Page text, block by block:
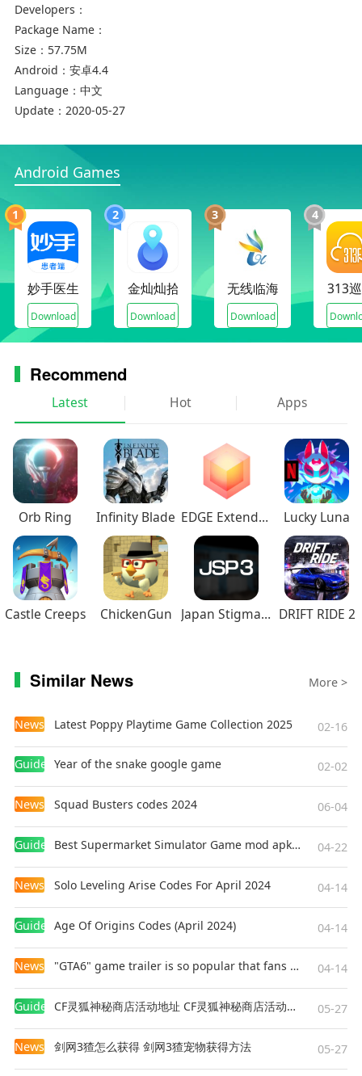
3、专段号牌
4、违章查询
5、政务服务
6、其他服务
筑民生客户端更新日志
1、优化用户体验
Developers：
Package Name：
Size： 57.75M
Android： 安卓4.4
Language： 中文
Update： 2020-05-27
Android Games
1
妙手医生患者端
Download
2
金灿灿拾漏子
Download
3
无线临海
Download
4
313
Recommend
Latest Hot Apps
Orb Ring Infinity Blade EDGE Extended Lucky Luna
Castle Creeps ChickenGun Japan Stigmatized Property3 DRIFT RIDE 2
Similar News More >
News Latest Poppy Playtime Game Collection 2025 02-16
Guides Year of the snake google game 02-02
News Squad Busters codes 2024 06-04
Guides Best Supermarket Simulator Game mod apk for Android 04-22
News Solo Leveling Arise Codes For April 2024 04-14
Guides Age Of Origins Codes (April 2024) 04-14
News "GTA6" game trailer is so popular that fans make and release a real-life version 04-14
Guides CF灵狐神秘商店活动地址 CF灵狐神秘商店活动网址 05-27
News 剑网3猹怎么获得 剑网3猹宠物获得方法 05-27